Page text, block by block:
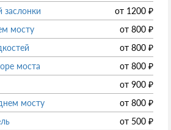
заслонки
от 1200 ₽
мосту
от 800 ₽
от 800 ₽
моста
от 800 ₽
от 900 ₽
мосту
от 800 ₽
от 500 ₽